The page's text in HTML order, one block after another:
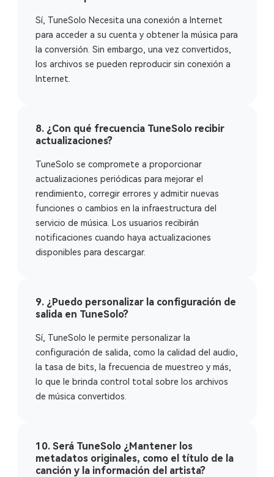
Sí, TuneSolo Necesita una conexión a Internet
para acceder a su cuenta y obtener la música para
la conversión. Sin embargo, una vez convertidos,
los archivos se pueden reproducir sin conexión a
Internet.
8. ¿Con qué frecuencia TuneSolo recibir
actualizaciones?
TuneSolo se compromete a proporcionar
actualizaciones periódicas para mejorar el
rendimiento, corregir errores y admitir nuevas
funciones o cambios en la infraestructura del
servicio de música. Los usuarios recibirán
notificaciones cuando haya actualizaciones
disponibles para descargar.
9. ¿Puedo personalizar la configuración de
salida en TuneSolo?
Sí, TuneSolo le permite personalizar la
configuración de salida, como la calidad del audio,
la tasa de bits, la frecuencia de muestreo y más,
lo que le brinda control total sobre los archivos
de música convertidos.
10. Será TuneSolo ¿Mantener los
metadatos originales, como el título de la
canción y la información del artista?